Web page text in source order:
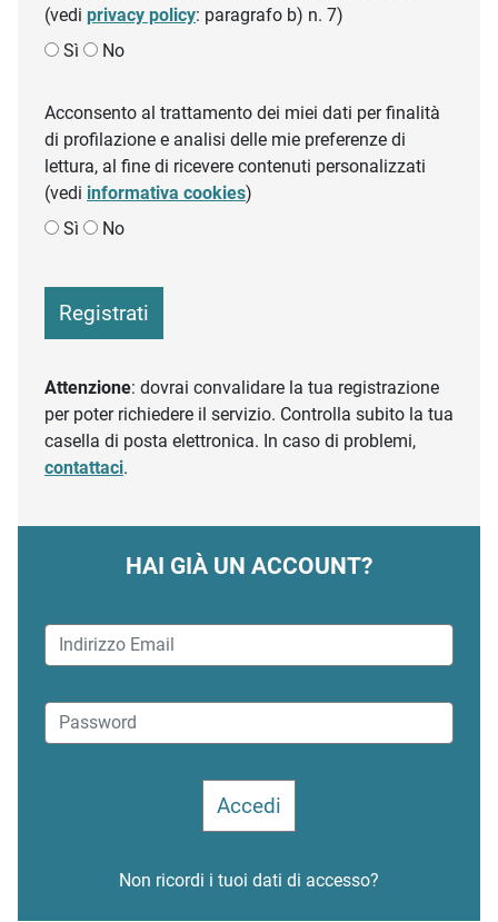
(vedi privacy policy: paragrafo b) n. 7)
Sì
No
Acconsento al trattamento dei miei dati per finalità
di profilazione e analisi delle mie preferenze di
lettura, al fine di ricevere contenuti personalizzati
(vedi informativa cookies)
Sì
No
Registrati
Attenzione: dovrai convalidare la tua registrazione
per poter richiedere il servizio. Controlla subito la tua
casella di posta elettronica. In caso di problemi,
contattaci.
HAI GIÀ UN ACCOUNT?
Non ricordi i tuoi dati di accesso?